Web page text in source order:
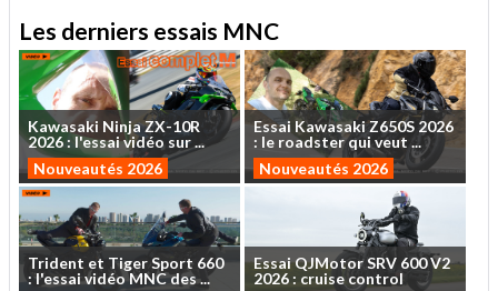
Les derniers essais MNC
Kawasaki NinjaZX-10R
2026: l'essaividéo sur...
Nouveautés 2026
Essai KawasakiZ650S 2026
: le roadsterquiveut ...
Nouveautés 2026
Trident et TigerSport 660
: l'essaividéoMNCdes...
EssaiQJMotorSRV 600V2
2026 : cruise control